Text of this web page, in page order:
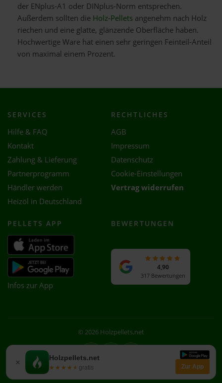
der ENplus-A1 oder DINplus-Norm entsprechen.
Außerdem sollten die Holz-Pellets angenehm nach Holz
riechen und eine glatte, glänzende Oberfläche haben.
Hochwertige Ware hat einen sehr geringen Feinteil-Anteil
von maximal einem Prozent.
× Holzpellets.net
★★★★★
★★★★★ gratis Zur App
SERVICES
Hilfe & FAQ
Kontakt
Zahlung & Lieferung
Partnerprogramm
Händler werden
Heizöl in Deutschland
RECHTLICHES
AGB
Impressum
Datenschutz
Cookie-Einstellungen
Vertrag widerrufen
PELLETS APP
Infos zur App
BEWERTUNGEN
4,90
317 Bewertungen
© 2026 Holzpellets.net
Facebook